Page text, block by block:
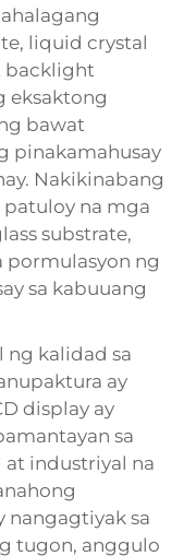
liquid crystal
backlight
eksaktong
bawat
pinakamahusay
Nakikinabang
patuloy na mga
substrate,
pormulasyon ng
sa kabuuang
ng kalidad sa
ay
display ay
sa
at industriyal na
nangagtiyak sa
tugon, anggulo